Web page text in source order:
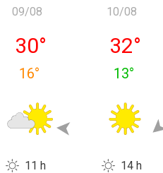
dimanche 09/08
09/08
30°
16°
11 h
lundi 10/
10/08
32°
13°
14 h